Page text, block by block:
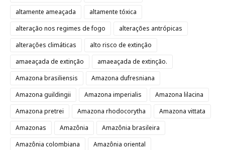
altamente ameaçada
altamente tóxica
alteração nos regimes de fogo
alterações antrópicas
alterações climáticas
alto risco de extinção
amaeaçada de extinção
amaeaçada de extinção.
Amazona brasiliensis
Amazona dufresniana
Amazona guildingii
Amazona imperialis
Amazona lilacina
Amazona pretrei
Amazona rhodocorytha
Amazona vittata
Amazonas
Amazônia
Amazônia brasileira
Amazônia colombiana
Amazônia oriental